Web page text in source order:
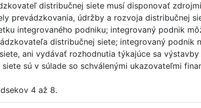
distribučnej siete musí disponovať
prevádzkovania, údržby a rozvoja distribučnej
integrovaného podniku; integrovaný podnik
distribučnej siete; integrovaný podnik
ani vydávať rozhodnutia týkajúce sa výstavby
sú v súlade so schválenými ukazovateľmi
4 až 8.